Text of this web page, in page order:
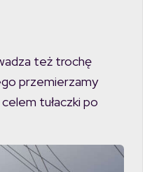
też trochę
przemierzamy
tułaczki po